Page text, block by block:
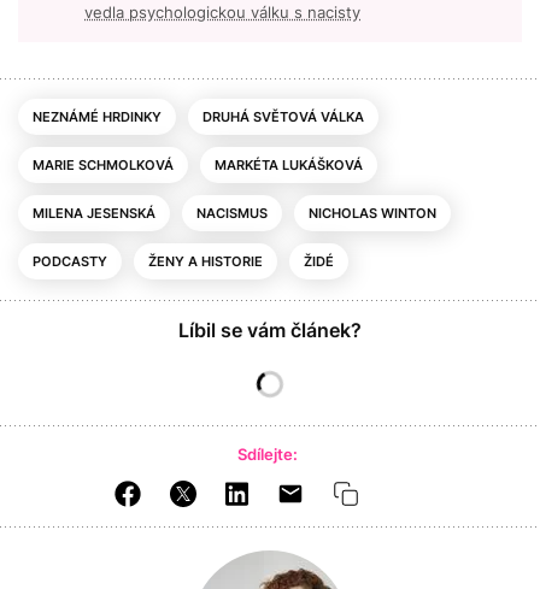
vedla psychologickou válku s nacisty
NEZNÁMÉ HRDINKY DRUHÁ SVĚTOVÁ VÁLKA
MARIE SCHMOLKOVÁ MARKÉTA LUKÁŠKOVÁ
MILENA JESENSKÁ NACISMUS NICHOLAS WINTON
PODCASTY ŽENY A HISTORIE ŽIDÉ
Líbil se vám článek?
Sdílejte: